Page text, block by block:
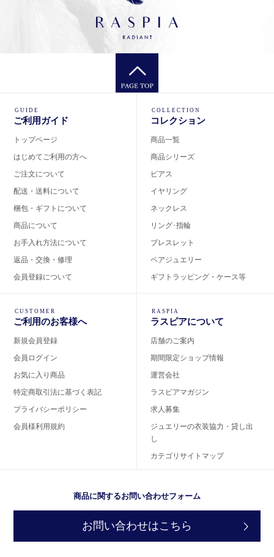
GUIDE
ご利用ガイド
トップページ
はじめてご利用の方へ
ご注文について
配送・送料について
梱包・ギフトについて
商品について
お手入れ方法について
返品・交換・修理
会員登録について
COLLECTION
コレクション
商品一覧
商品シリーズ
ピアス
イヤリング
ネックレス
リング･指輪
ブレスレット
ペアジュエリー
ギフトラッピング・ケース等
CUSTOMER
ご利用のお客様へ
新規会員登録
会員ログイン
お気に入り商品
特定商取引法に基づく表記
プライバシーポリシー
会員様利用規約
RASPIA
ラスピアについて
店舗のご案内
期間限定ショップ情報
運営会社
ラスピアマガジン
求人募集
ジュエリーの衣装協力・貸し出
し
カテゴリサイトマップ
商品に関するお問い合わせフォーム
お問い合わせはこちら